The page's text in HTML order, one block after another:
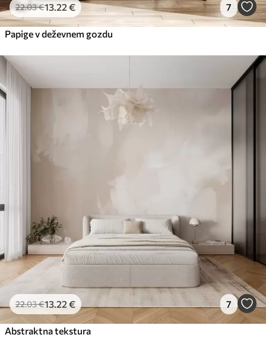
22.03€13 .22 € 7
Papige v deževnem gozdu
22.03€13 .22 € 7
Abstraktna tekstura